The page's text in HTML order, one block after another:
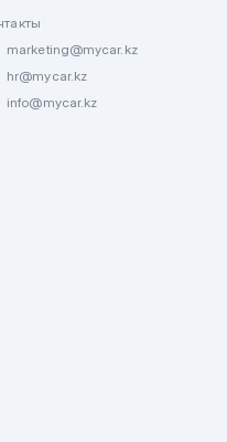
marketing@mycar.kz
hr@mycar.kz
info@mycar.kz